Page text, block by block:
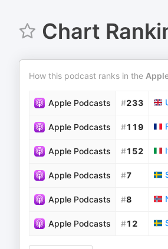
Chart
How this podcast ranks in the
Apple Podcasts #233
Apple Podcasts #119
Apple Podcasts #152
Apple Podcasts #7
Apple Podcasts #8
Apple Podcasts #12